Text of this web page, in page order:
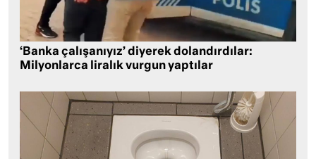
‘Banka çalışanıyız’ diyerek dolandırdılar:
Milyonlarca liralık vurgun yaptılar